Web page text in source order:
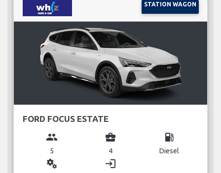
STATION WAGON
FORD FOCUS ESTATE
group
5
business_center
4
local_gas_station
Diesel
miscellaneous_services login